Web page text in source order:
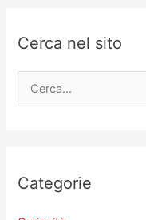
Cerca nel sito
e
a
Categorie